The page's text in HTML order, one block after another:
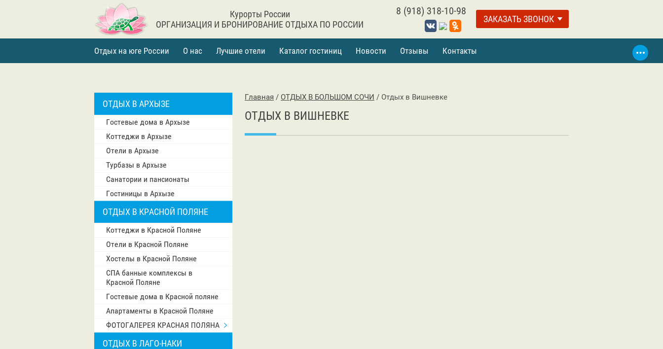
Курорты России
ОРГАНИЗАЦИЯ И БРОНИРОВАНИЕ ОТДЫХА ПО РОССИИ
8 (918) 318-10-98
ЗАКАЗАТЬ ЗВОНОК
Отдых на юге России О нас Лучшие отели Каталог гостиниц Новости Отзывы Контакты
ОТДЫХ В АРХЫЗЕ
Гостевые дома в Архызе
Коттеджи в Архызе
Отели в Архызе
Турбазы в Архызе
Санатории и пансионаты
Гостиницы в Архызе
ОТДЫХ В КРАСНОЙ ПОЛЯНЕ
Коттеджи в Красной Поляне
Отели в Красной Поляне
Хостелы в Красной Поляне
СПА банные комплексы в
Красной Поляне
Гостевые дома в Красной поляне
Апартаменты в Красной Поляне
ФОТОГАЛЕРЕЯ КРАСНАЯ ПОЛЯНА
ОТДЫХ В ЛАГО-НАКИ
Главная / ОТДЫХ В БОЛЬШОМ СОЧИ / Отдых в Вишневке
ОТДЫХ В ВИШНЕВКЕ